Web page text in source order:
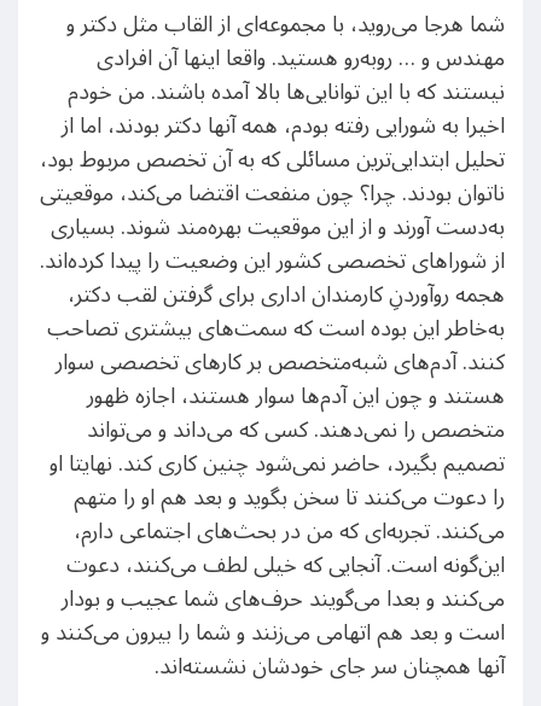
شما هرجا می‌روید، با مجموعه‌ای از القاب مثل دکتر و
مهندس و … روبه‌رو هستید. واقعا اینها آن افرادی
نیستند که با این توانایی‌ها بالا آمده باشند. من خودم
اخیرا به شورایی رفته بودم، همه آنها دکتر بودند، اما از
تحلیل ابتدایی‌ترین مسائلی که به آن تخصص مربوط بود،
ناتوان بودند. چرا؟ چون منفعت اقتضا می‌کند، موقعیتی
به‌دست آورند و از این موقعیت بهره‌مند شوند. بسیاری
از شوراهای تخصصی کشور این وضعیت را پیدا کرده‌اند.
هجمه‌ روآوردنِ کارمندان اداری برای گرفتن لقب دکتر،
به‌خاطر این بوده است که سمت‌های بیشتری تصاحب
کنند. آدم‌های شبه‌متخصص بر کارهای تخصصی سوار
هستند و چون این آدم‌ها سوار هستند، اجازه ظهور
متخصص را نمی‌دهند. کسی که می‌داند و می‌تواند
تصمیم بگیرد، حاضر نمی‌شود چنین کاری کند. نهایتا او
را دعوت می‌کنند تا سخن بگوید و بعد هم او را متهم
می‌کنند. تجربه‌ای که من در بحث‌های اجتماعی دارم،
این‌گونه است. آنجایی که خیلی لطف می‌کنند، دعوت
می‌کنند و بعدا می‌گویند حرف‌های شما عجیب و بودار
است و بعد هم اتهامی می‌زنند و شما را بیرون می‌کنند و
آنها همچنان سر جای خودشان نشسته‌اند.